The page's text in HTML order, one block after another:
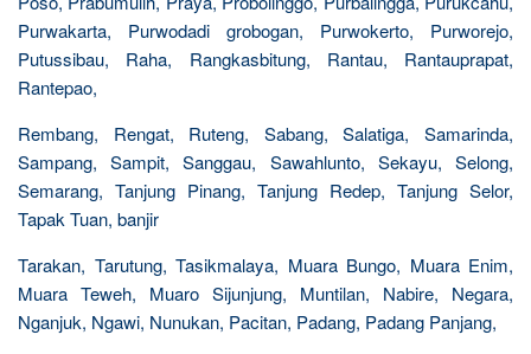
Purwakarta, Purwodadi grobogan, Purwokerto, Purworejo,
Putussibau, Raha, Rangkasbitung, Rantau, Rantauprapat,
Rantepao,
Rembang, Rengat, Ruteng, Sabang, Salatiga, Samarinda,
Sampang, Sampit, Sanggau, Sawahlunto, Sekayu, Selong,
Semarang, Tanjung Pinang, Tanjung Redep, Tanjung Selor,
Tapak Tuan, banjir
Tarakan, Tarutung, Tasikmalaya, Muara Bungo, Muara Enim,
Muara Teweh, Muaro Sijunjung, Muntilan, Nabire, Negara,
Nganjuk, Ngawi, Nunukan, Pacitan, Padang, Padang Panjang,